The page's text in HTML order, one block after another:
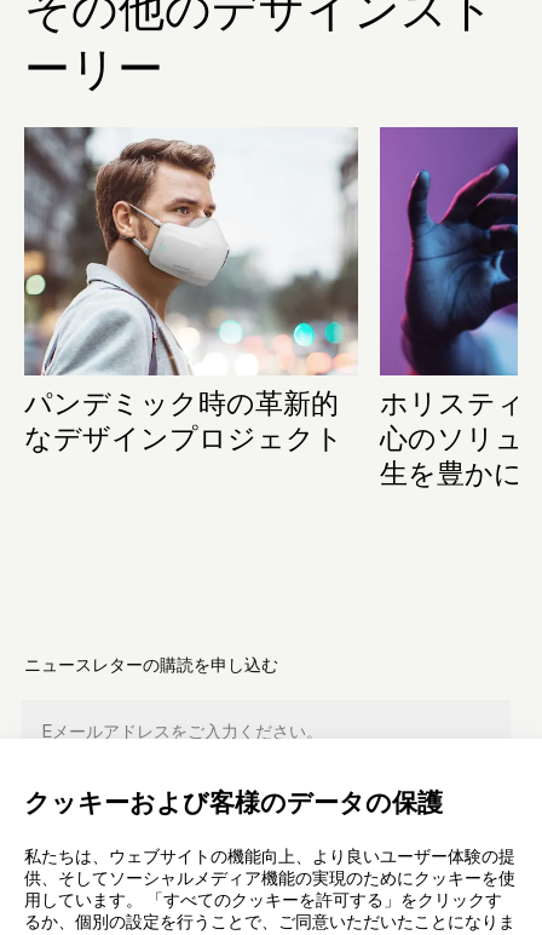
クッキーおよび客様のデータの保護
私たちは、ウェブサイトの機能向上、より良いユーザー体験の提
供、そしてソーシャルメディア機能の実現のためにクッキーを使
用しています。 「すべてのクッキーを許可する」をクリックす
るか、個別の設定を行うことで、ご同意いただいたことになりま
その他のデザインスト
ーリー
パンデミック時の革新的
なデザインプロジェクト
ホリスティ
心のソリュ
生を豊かに
ニュースレターの購読を申し込む
登録